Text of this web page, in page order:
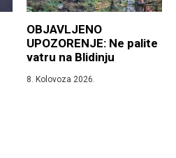
OBJAVLJENO
UPOZORENJE: Ne palite
vatru na Blidinju
8. Kolovoza 2026.